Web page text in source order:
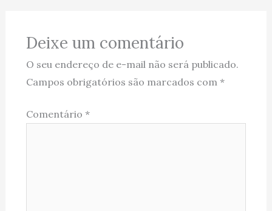
Deixe um comentário
O seu endereço de e-mail não será publicado.
Campos obrigatórios são marcados com *
Comentário *